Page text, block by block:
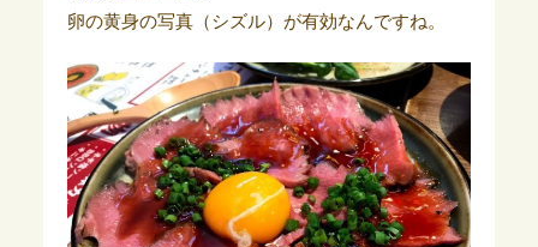
卵の黄身の写真（シズル）が有効なんですね。